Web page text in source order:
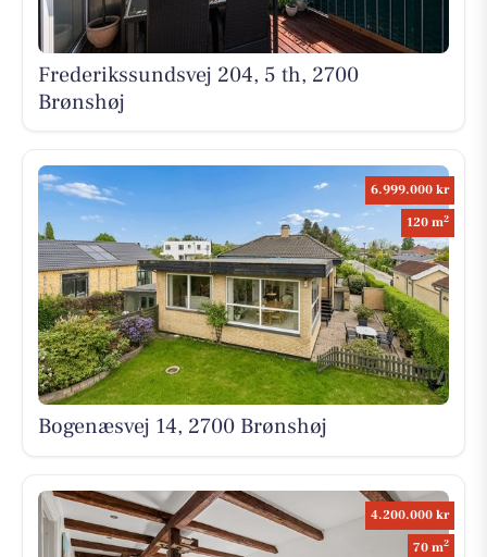
Frederikssundsvej 204, 5 th, 2700
Brønshøj
6.999.000 kr
120 m2
Bogenæsvej 14, 2700 Brønshøj
4.200.000 kr
70 m2